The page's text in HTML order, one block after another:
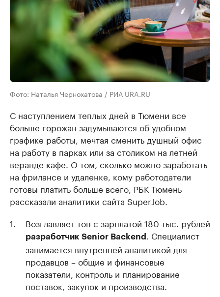
Фото: Наталья Чернохатова / РИА URA.RU
С наступлением теплых дней в Тюмени все
больше горожан задумываются об удобном
графике работы, мечтая сменить душный офис
на работу в парках или за столиком на летней
веранде кафе. О том, сколько можно заработать
на фрилансе и удаленке, кому работодатели
готовы платить больше всего, РБК Тюмень
рассказали аналитики сайта SuperJob.
Возглавляет топ с зарплатой 180 тыс. рублей
разработчик Senior Backend
. Специалист
занимается внутренней аналитикой для
продавцов – общие и финансовые
показатели, контроль и планирование
поставок, закупок и производства.